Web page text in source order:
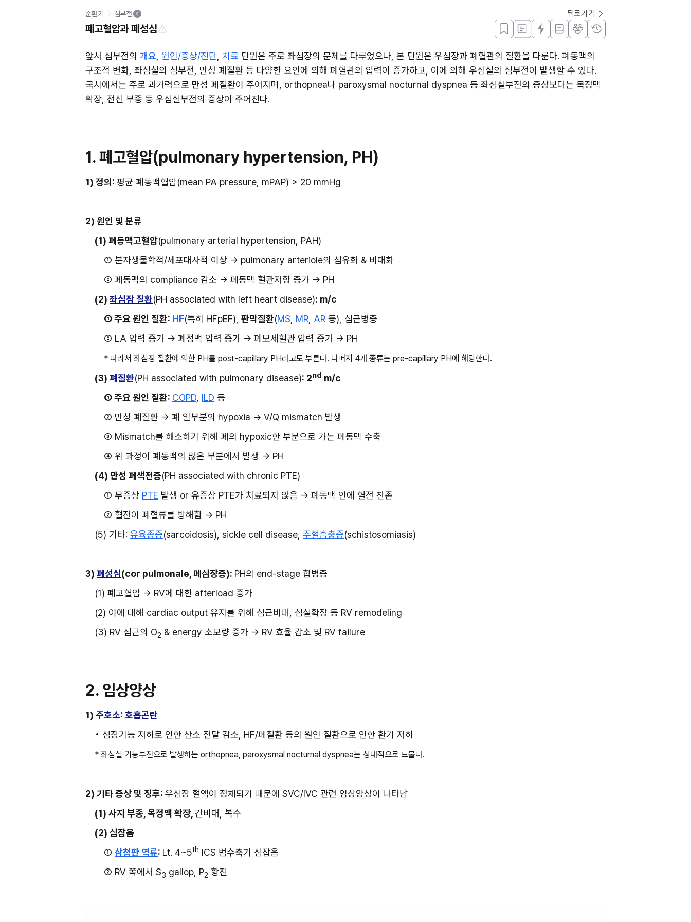
순환기 심부전 뒤로가기
폐고혈압과 폐성심
앞서 심부전의 개요 원인/증상/진단 치료 단원은 주로 좌심장의 문제를 다루었으나, 본 단원은 우심장과 폐혈관의 질환을 다룬다. 폐동맥의
구조적 변화, 좌심실의 심부전, 만성 폐질환 등 다양한 요인에 의해 폐혈관의 압력이 증가하고, 이에 의해 우심실의 심부전이 발생할 수 있다.
국시에서는 주로 과거력으로 만성 폐질환이 주어지며, orthopnea나 paroxysmal nocturnal dyspnea 등 좌심실부전의 증상보다는 목정맥
확장, 전신 부종 등 우심실부전의 증상이 주어진다.
1. 폐고혈압(pulmonary hypertension, PH)
1) 정의: 평균 폐동맥혈압(mean PA pressure, mPAP) > 20 mmHg
2) 원인 및 분류
(1) 폐동맥고혈압(pulmonary arterial hypertension, PAH)
① 분자생물학적/세포대사적 이상 → pulmonary arteriole의 섬유화 & 비대화
② 폐동맥의 compliance 감소 → 폐동맥 혈관저항 증가 → PH
(2) 좌심장 질환(PH associated with left heart disease): m/c
① 주요 원인 질환: HF(특히 HFpEF), 판막질환(MS MR AR 등), 심근병증
② LA 압력 증가 → 폐정맥 압력 증가 → 폐모세혈관 압력 증가 → PH
* 따라서 좌심장 질환에 의한 PH를 post-capillary PH라고도 부른다. 나머지 4개 종류는 pre-capillary PH에 해당한다.
(3) 폐질환(PH associated with pulmonary disease): 2nd m/c
① 주요 원인 질환: COPD ILD 등
② 만성 폐질환 → 폐 일부분의 hypoxia → V/Q mismatch 발생
③ Mismatch를 해소하기 위해 폐의 hypoxic한 부분으로 가는 폐동맥 수축
④ 위 과정이 폐동맥의 많은 부분에서 발생 → PH
(4) 만성 폐색전증(PH associated with chronic PTE)
① 무증상 PTE 발생 or 유증상 PTE가 치료되지 않음 → 폐동맥 안에 혈전 잔존
② 혈전이 폐혈류를 방해함 → PH
(5) 기타: 유육종증(sarcoidosis), sickle cell disease, 주혈흡충증(schistosomiasis)
3) 폐성심(cor pulmonale, 폐심장증): PH의 end-stage 합병증
(1) 폐고혈압 → RV에 대한 afterload 증가
(2) 이에 대해 cardiac output 유지를 위해 심근비대, 심실확장 등 RV remodeling
(3) RV 심근의 O2 & energy 소모량 증가 → RV 효율 감소 및 RV failure
2. 임상양상
1) 주호소: 호흡곤란
• 심장기능 저하로 인한 산소 전달 감소, HF/폐질환 등의 원인 질환으로 인한 환기 저하
* 좌심실 기능부전으로 발생하는 orthopnea, paroxysmal nocturnal dyspnea는 상대적으로 드물다.
2) 기타 증상 및 징후: 우심장 혈액이 정체되기 때문에 SVC/IVC 관련 임상양상이 나타남
(1) 사지 부종, 목정맥 확장, 간비대, 복수
(2) 심잡음
① 삼첨판 역류: Lt. 4~5th ICS 범수축기 심잡음
② RV 쪽에서 S3 gallop, P2 항진